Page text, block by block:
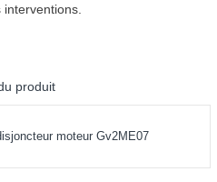
produit
moteur Gv2ME07